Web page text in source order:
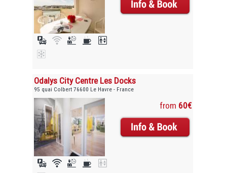
Odalys City Centre Les Docks
95 quai Colbert 76600 Le Havre - France
from 60€